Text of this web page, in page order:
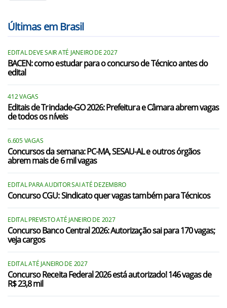
Últimas em Brasil
EDITAL DEVE SAIR ATÉ JANEIRO DE 2027
BACEN: como estudar para o concurso de Técnico antes do
edital
412 VAGAS
Editais de Trindade-GO 2026: Prefeitura e Câmara abrem vagas
de todos os níveis
6.605 VAGAS
Concursos da semana: PC-MA, SESAU-AL e outros órgãos
abrem mais de 6 mil vagas
EDITAL PARA AUDITOR SAI ATÉ DEZEMBRO
Concurso CGU: Sindicato quer vagas também para Técnicos
EDITAL PREVISTO ATÉ JANEIRO DE 2027
Concurso Banco Central 2026: Autorização sai para 170 vagas;
veja cargos
EDITAL ATÉ JANEIRO DE 2027
Concurso Receita Federal 2026 está autorizado! 146 vagas de
R$ 23,8 mil